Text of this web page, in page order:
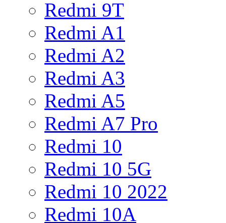
Redmi 9T
Redmi A1
Redmi A2
Redmi A3
Redmi A5
Redmi A7 Pro
Redmi 10
Redmi 10 5G
Redmi 10 2022
Redmi 10A